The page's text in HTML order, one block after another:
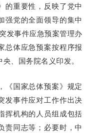
的重要性，反映了党中
强党的全面领导的集中
发事件应急预案管理办
总体应急预案按程序报
、国务院名义印发。
《国家总体预案》规定
发事件应对工作作出决
挥机构的人员组成包括
责同志等；必要时，中